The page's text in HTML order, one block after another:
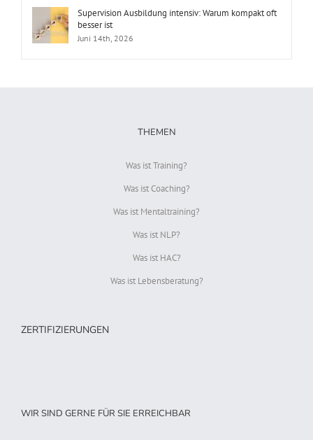
Supervision Ausbildung intensiv: Warum kompakt oft
besser ist
Juni 14th, 2026
THEMEN
Was ist Training?
Was ist Coaching?
Was ist Mentaltraining?
Was ist NLP?
Was ist HAC?
Was ist Lebensberatung?
ZERTIFIZIERUNGEN
WIR SIND GERNE FÜR SIE ERREICHBAR